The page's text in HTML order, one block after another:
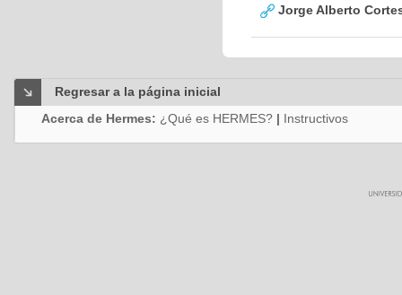
Jorge Alberto
Regresar a la página inicial
Acerca de Hermes: ¿Qué es HERMES? | Instructivos